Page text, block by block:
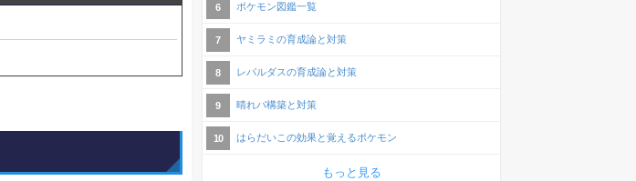
ポケモン図鑑一覧
ヤミラミの育成論と対策
レパルダスの育成論と対策
晴れパ構築と対策
はらだいこの効果と覚えるポケモン
もっと見る